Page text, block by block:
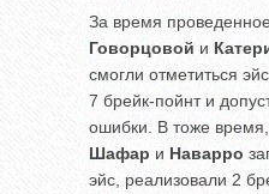
За время
Говорцовой и
смогли отметиться
7 брейк-пойнт и
ошибки. В тоже
Шафар и Наварро
эйс, реализовали 2